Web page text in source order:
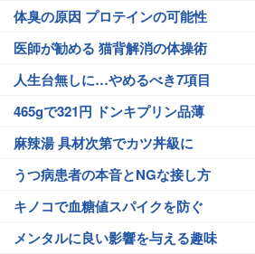
体臭の原因 プロテインの可能性
医師が勧める 猫背解消の体操術
人生台無しに…やめるべき7項目
465gで321円 ドンキプリン品薄
麻辣湯 具材次第でカツ丼級に
うつ病患者の本音とNGな接し方
キノコで血糖値スパイクを防ぐ
メンタルに良い影響を与える趣味